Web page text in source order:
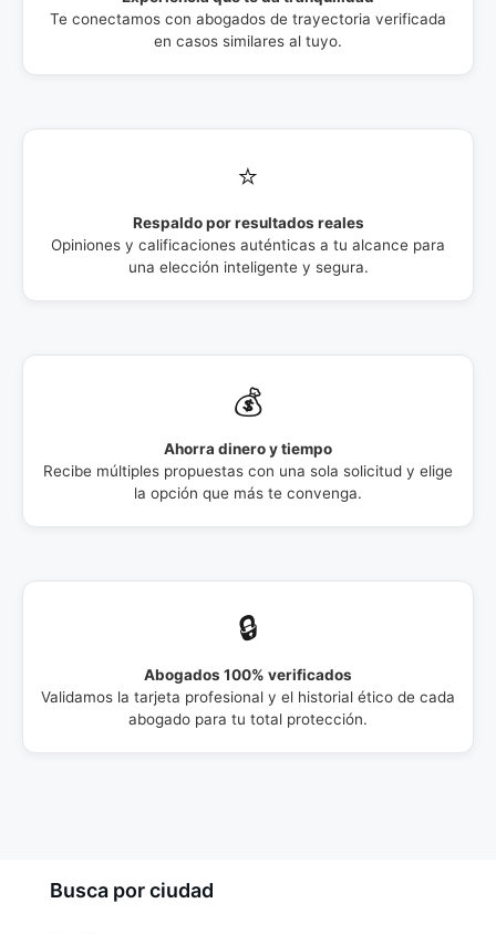
Te conectamos con abogados de trayectoria verificada
en casos similares al tuyo.
⭐
Respaldo por resultados reales
Opiniones y calificaciones auténticas a tu alcance para
una elección inteligente y segura.
💰
Ahorra dinero y tiempo
Recibe múltiples propuestas con una sola solicitud y elige
la opción que más te convenga.
🔒
Abogados 100% verificados
Validamos la tarjeta profesional y el historial ético de cada
abogado para tu total protección.
Busca por ciudad